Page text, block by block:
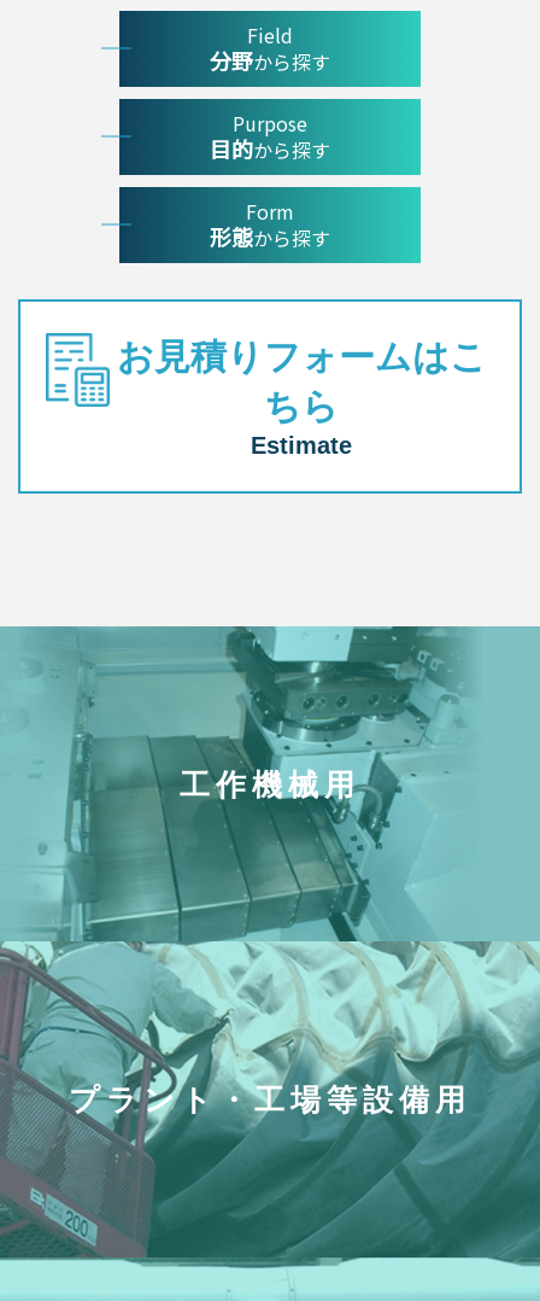
Field
分野から探す
Purpose
目的から探す
Form
形態から探す
お見積りフォームはこ
ちら
Estimate
工作機械用
プラント・工場等設備用